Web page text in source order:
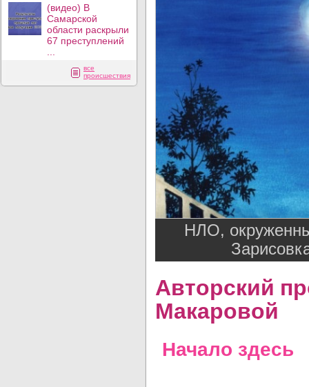
(видео) В
Самарской
области раскрыли
67 преступлений
все
происшествия
НЛО,
Авторский
Макаровой
Начало здесь